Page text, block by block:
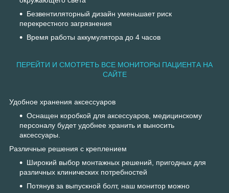
Безвентиляторный дизайн уменьшает риск
перекрестного загрязнения
Время работы аккумулятора до 4 часов
ПЕРЕЙТИ И СМОТРЕТЬ ВСЕ МОНИТОРЫ ПАЦИЕНТА НА
САЙТЕ
Удобное хранения аксессуаров
Оснащен коробкой для аксессуаров, медицинскому
персоналу будет удобнее хранить и выносить
аксессуары.
Различные решения с креплением
Широкий выбор монтажных решений, пригодных для
различных клинических потребностей
Потянув за выпускной болт, наш монитор можно